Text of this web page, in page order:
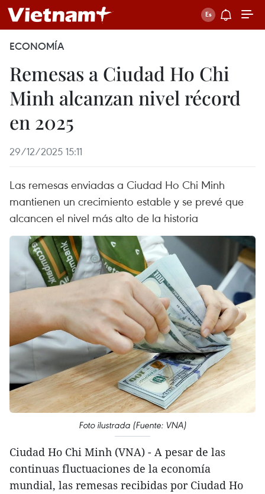
ECONOMÍA
Remesas a Ciudad Ho Chi
Minh alcanzan nivel récord
en 2025
29/12/2025 15:11
Las remesas enviadas a Ciudad Ho Chi Minh
mantienen un crecimiento estable y se prevé que
alcancen el nivel más alto de la historia
Foto ilustrada (Fuente: VNA)
Ciudad Ho Chi Minh (VNA) - A pesar de las
continuas fluctuaciones de la economía
mundial, las remesas recibidas por Ciudad Ho